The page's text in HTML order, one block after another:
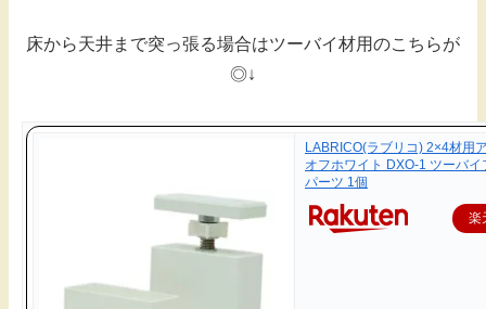
床から天井まで突っ張る場合はツーバイ材用のこちらが
◎↓
LABRICO(ラブリコ) 2×4材用
オフホワイト DXO-1 ツーバ
パーツ 1個
楽